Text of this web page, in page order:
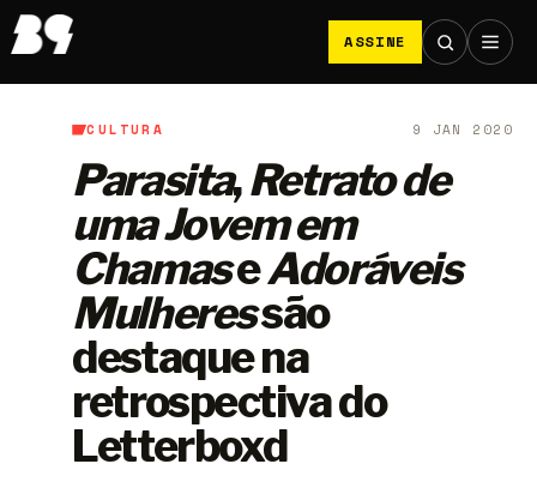
ASSINE
B9/Cultura
CULTURA 9 JAN 2020
Parasita,Retrato de
uma Jovem em
ChamaseAdoráveis
Mulheressão
destaque na
retrospectiva do
Letterboxd